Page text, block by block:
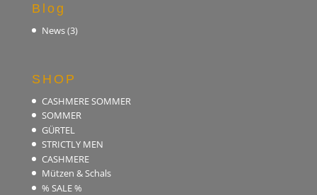
Blog
News(3)
SHOP
CASHMERE SOMMER
SOMMER
GÜRTEL
STRICTLY MEN
CASHMERE
Mützen & Schals
% SALE %